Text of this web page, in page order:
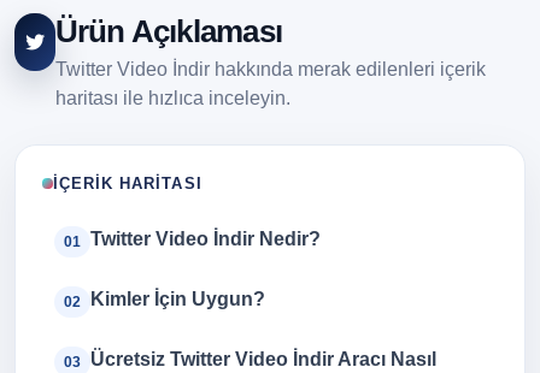
Ürün Açıklaması
Twitter Video İndir hakkında merak edilenleri içerik
haritası ile hızlıca inceleyin.
İÇERIK HARITASI
01 Twitter Video İndir Nedir?
02 Kimler İçin Uygun?
03
Ücretsiz Twitter Video İndir Aracı Nasıl